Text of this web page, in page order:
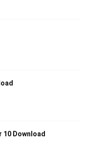
10 Download